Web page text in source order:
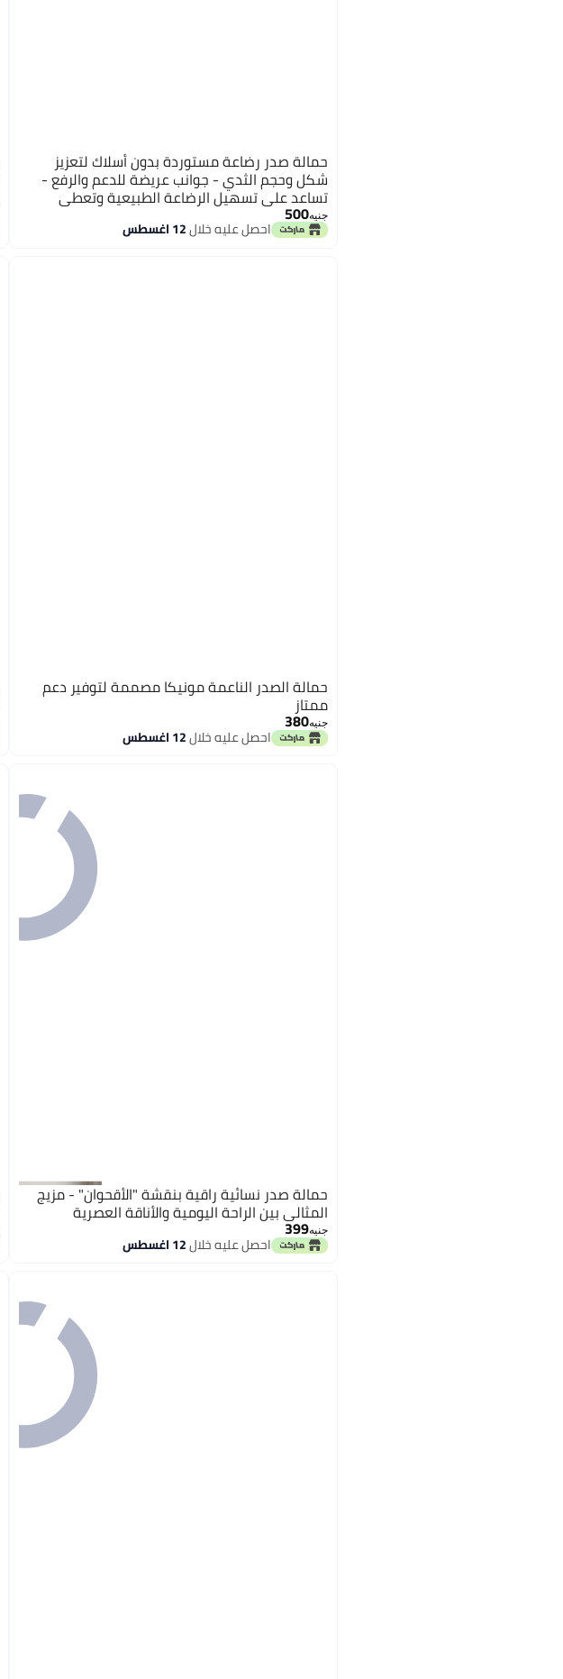
حمالة صدر رضاعة مستوردة بدون أسلاك لتعزيز
شكل وحجم الثدي - جوانب عريضة للدعم والرفع -
تساعد على تسهيل الرضاعة الطبيعية وتعطي
مظهرًا جذابًا
جنيه500
احصل عليه خلال12 اغسطس
حمالة الصدر الناعمة مونيكا مصممة لتوفير دعم
ممتاز
جنيه380
احصل عليه خلال12 اغسطس
حمالة صدر نسائية راقية بنقشة "الأقحوان" - مزيج
المثالي بين الراحة اليومية والأناقة العصرية
جنيه399
احصل عليه خلال12 اغسطس